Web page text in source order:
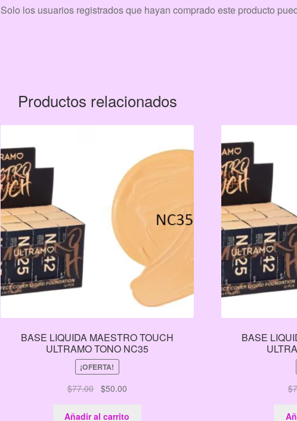
Solo los usuarios registrados que hayan comprado este producto
Productos relacionados
BASE LIQUIDA MAESTRO TOUCH
ULTRAMO TONO NC35
¡OFERTA!
$77.00
El
original
$50.00
actual
Añadir al carrito
BASE
$